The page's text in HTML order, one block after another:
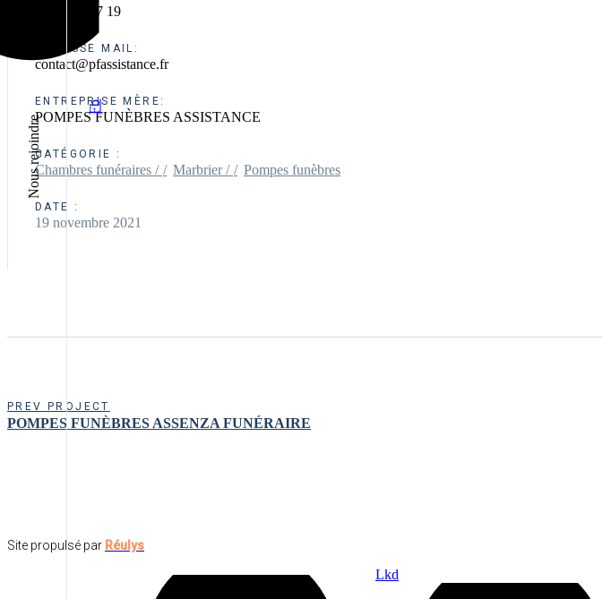
Nous rejoindre
Fb
06 10 77 97 19
ADRESSE MAIL:
contact@pfassistance.fr
ENTREPRISE MÈRE:
POMPES FUNÈBRES ASSISTANCE
CATÉGORIE :
Chambres funéraires / Marbrier / Pompes funèbres
DATE :
19 novembre 2021
PREV PROJECT
POMPES FUNÈBRES ASSENZA FUNÉRAIRE
Site propulsé par Réulys
Lkd